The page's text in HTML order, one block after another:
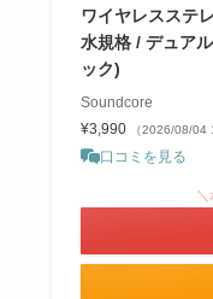
ワイヤレスステ
水規格 / デュア
ック)
Soundcore
¥3,990
（2026/08/04
口コミを見る
＼